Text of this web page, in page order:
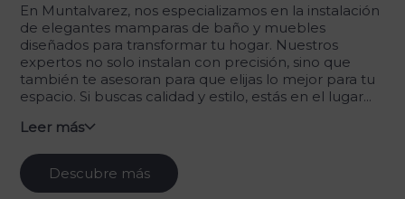
En Muntalvarez, nos especializamos en la instalación
de elegantes mamparas de baño y muebles
diseñados para transformar tu hogar. Nuestros
expertos no solo instalan con precisión, sino que
también te asesoran para que elijas lo mejor para tu
espacio. Si buscas calidad y estilo, estás en el lugar...
Leer más
Descubre más